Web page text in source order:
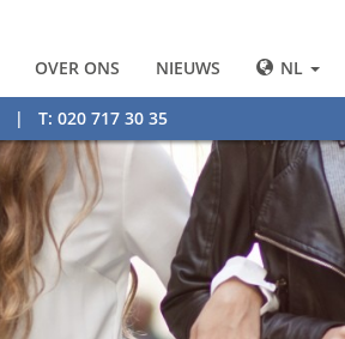
OVER ONS NIEUWS NL
| T: 020 717 30 35